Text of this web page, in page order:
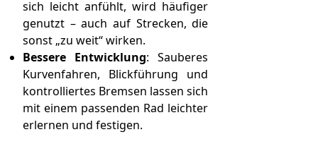
sich leicht anfühlt, wird häufiger
genutzt – auch auf Strecken, die
sonst „zu weit“ wirken.
Bessere Entwicklung: Sauberes
Kurvenfahren, Blickführung und
kontrolliertes Bremsen lassen sich
mit einem passenden Rad leichter
erlernen und festigen.